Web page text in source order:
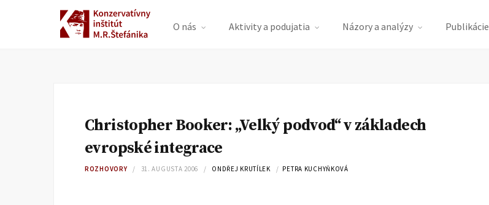
O nás Aktivity a podujatia Názory a analýzy Publikácie
Christopher Booker: „Velký podvod“ v základech
evropské integrace
ROZHOVORY 31. AUGUSTA 2006 ONDŘEJ KRUTÍLEK PETRA KUCHYŇKOVÁ